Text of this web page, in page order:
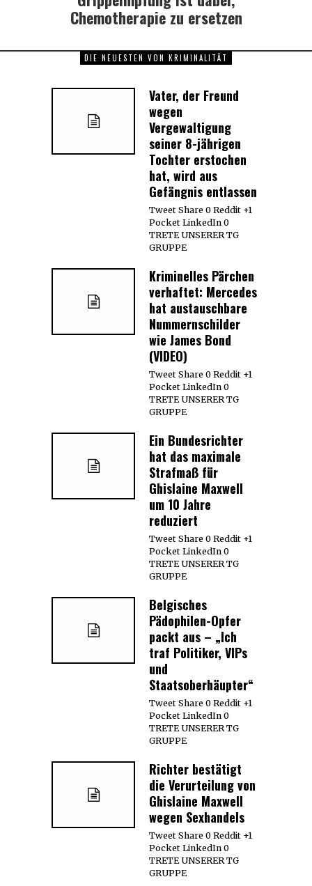
Chemotherapie zu ersetzen
DIE NEUESTEN VON KRIMINALITÄT
Vater, der Freund
wegen
Vergewaltigung
seiner 8-jährigen
Tochter erstochen
hat, wird aus
Gefängnis entlassen
Tweet Share 0 Reddit +1
Pocket LinkedIn 0
TRETE UNSERER TG
GRUPPE
Kriminelles Pärchen
verhaftet: Mercedes
hat austauschbare
Nummernschilder
wie James Bond
(VIDEO)
Tweet Share 0 Reddit +1
Pocket LinkedIn 0
TRETE UNSERER TG
GRUPPE
Ein Bundesrichter
hat das maximale
Strafmaß für
Ghislaine Maxwell
um 10 Jahre
reduziert
Tweet Share 0 Reddit +1
Pocket LinkedIn 0
TRETE UNSERER TG
GRUPPE
Belgisches
Pädophilen-Opfer
packt aus – „Ich
traf Politiker, VIPs
und
Staatsoberhäupter“
Tweet Share 0 Reddit +1
Pocket LinkedIn 0
TRETE UNSERER TG
GRUPPE
Richter bestätigt
die Verurteilung von
Ghislaine Maxwell
wegen Sexhandels
Tweet Share 0 Reddit +1
Pocket LinkedIn 0
TRETE UNSERER TG
GRUPPE